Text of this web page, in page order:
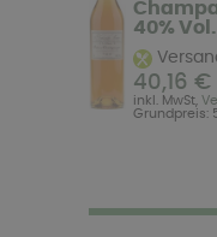
40%
40,16 €
inkl. MwSt,
Grundpreis: